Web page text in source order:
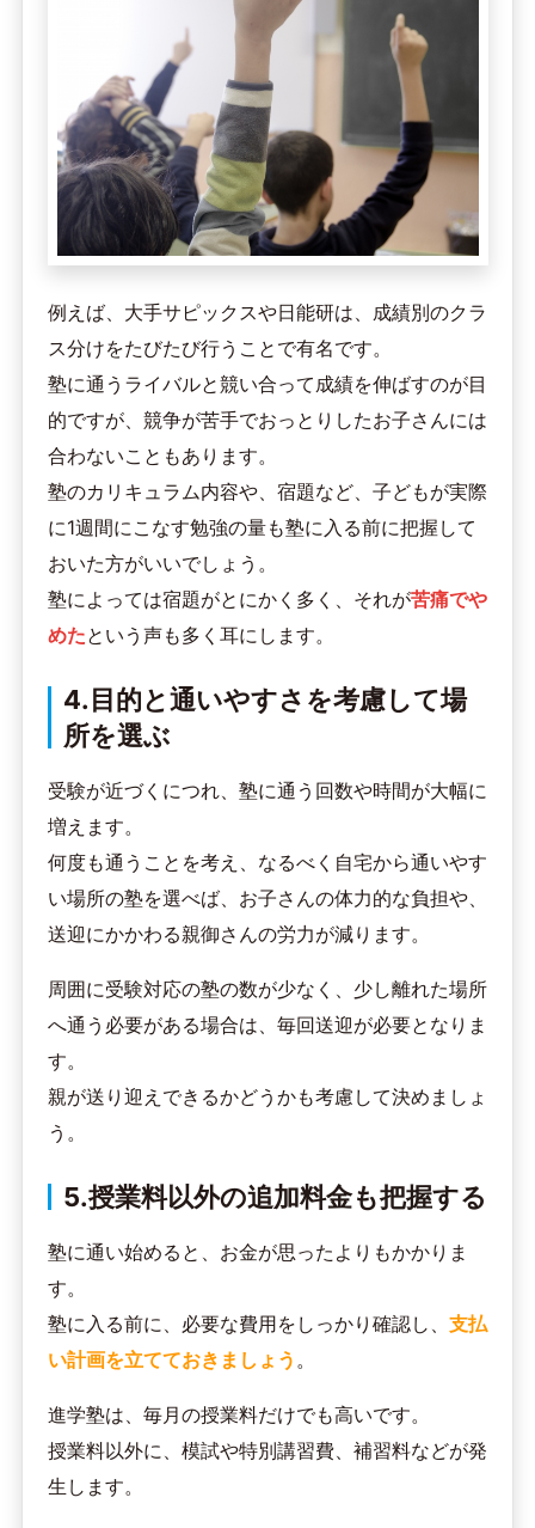
例えば、大手サピックスや日能研は、成績別のクラ
ス分けをたびたび行うことで有名です。
塾に通うライバルと競い合って成績を伸ばすのが目
的ですが、競争が苦手でおっとりしたお子さんには
合わないこともあります。
塾のカリキュラム内容や、宿題など、子どもが実際
に1週間にこなす勉強の量も塾に入る前に把握して
おいた方がいいでしょう。
塾によっては宿題がとにかく多く、それが苦痛でや
めたという声も多く耳にします。
4.目的と通いやすさを考慮して場
所を選ぶ
受験が近づくにつれ、塾に通う回数や時間が大幅に
増えます。
何度も通うことを考え、なるべく自宅から通いやす
い場所の塾を選べば、お子さんの体力的な負担や、
送迎にかかわる親御さんの労力が減ります。
周囲に受験対応の塾の数が少なく、少し離れた場所
へ通う必要がある場合は、毎回送迎が必要となりま
す。
親が送り迎えできるかどうかも考慮して決めましょ
う。
5.授業料以外の追加料金も把握する
塾に通い始めると、お金が思ったよりもかかりま
す。
塾に入る前に、必要な費用をしっかり確認し、 支払
い計画を立てておきましょう 。
進学塾は、毎月の授業料だけでも高いです。
授業料以外に、模試や特別講習費、補習料などが発
生します。